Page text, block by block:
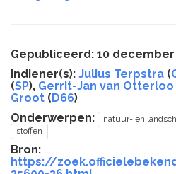
Gepubliceerd: 10 december
Indiener(s): Julius Terpstra (
(SP), Gerrit-Jan van Otterloo
Groot (D66)
Onderwerpen:
natuur- en
stoffen
Bron:
https://